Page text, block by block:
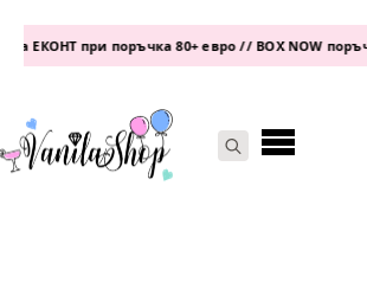
при поръчка 80+ евро // BOX NOW поръчка